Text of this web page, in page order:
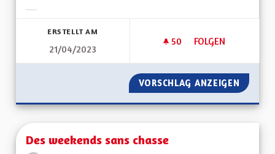
ERSTELLT AM
21/04/2023
50 50 FOLLOWER
FOLGEN
DÉMOCRATIE
VORSCHLAG ANZEIGEN
Des weekends sans chasse